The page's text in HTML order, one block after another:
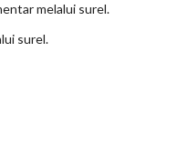
melalui surel.
surel.